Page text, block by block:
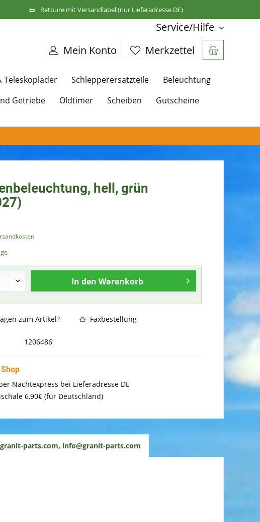
Retoure mit Versandlabel (nur Lieferadresse DE)
Service/Hilfe
Merkzettel
Mein Konto
Teleskoplader Schlepperersatzteile
Beleuchtung
Getriebe Oldtimer Scheiben
Gutscheine
hell, grün
In den Warenkorb
zum Artikel? Faxbestellung
1206486
Nachtexpress bei Lieferadresse DE
6,90€ (für Deutschland)
parts.com, info@granit-parts.com